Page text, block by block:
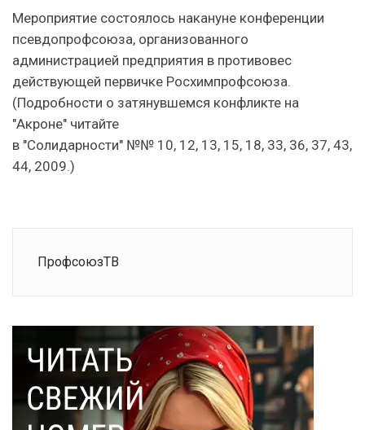
Мероприятие состоялось накануне конференции
псевдопрофсоюза, организованного
администрацией предприятия в противовес
действующей первичке Росхимпрофсоюза.
(Подробности о затянувшемся конфликте на
"Акроне" читайте
в "Солидарности" №№ 10, 12, 13, 15, 18, 33, 36, 37, 43,
44, 2009.)
ПрофсоюзТВ